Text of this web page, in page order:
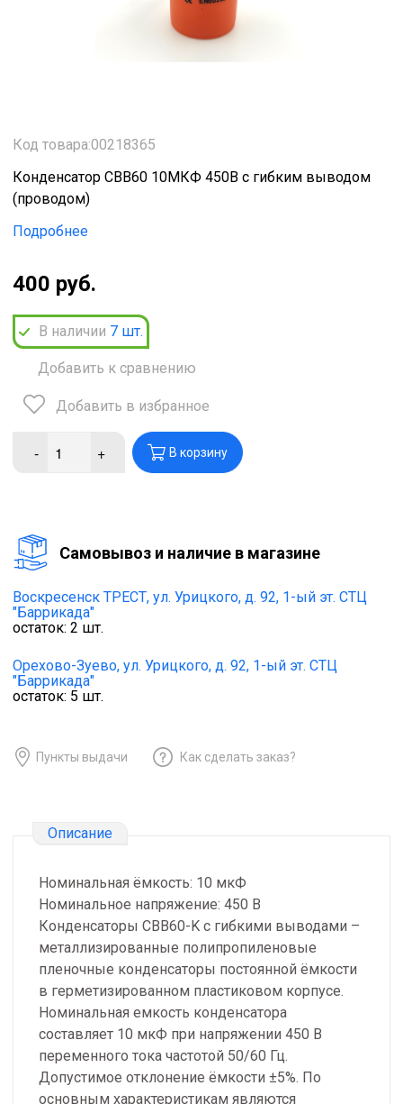
Код товара:00218365
Конденсатор CBB60 10МКФ 450В с гибким выводом
(проводом)
Подробнее
400 руб.
В наличии 7 шт.
Добавить к сравнению
Добавить в избранное
- + В корзину
Cамовывоз и наличие в магазине
Воскресенск ТРЕСТ, ул. Урицкого, д. 92, 1-ый эт. СТЦ
"Баррикада"
остаток: 2 шт.
Орехово-Зуево, ул. Урицкого, д. 92, 1-ый эт. СТЦ
"Баррикада"
остаток: 5 шт.
Пункты выдачи Как сделать заказ?
Описание
Номинальная ёмкость: 10 мкФ
Номинальное напряжение: 450 В
Конденсаторы CBB60-K с гибкими выводами –
металлизированные полипропиленовые
пленочные конденсаторы постоянной ёмкости
в герметизированном пластиковом корпусе.
Номинальная емкость конденсатора
составляет 10 мкФ при напряжении 450 В
переменного тока частотой 50/60 Гц.
Допустимое отклонение ёмкости ±5%. По
основным характеристикам являются